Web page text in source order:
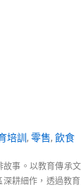
培訓, 零售, 飲食
事。以教育傳承
耕細作，透過教